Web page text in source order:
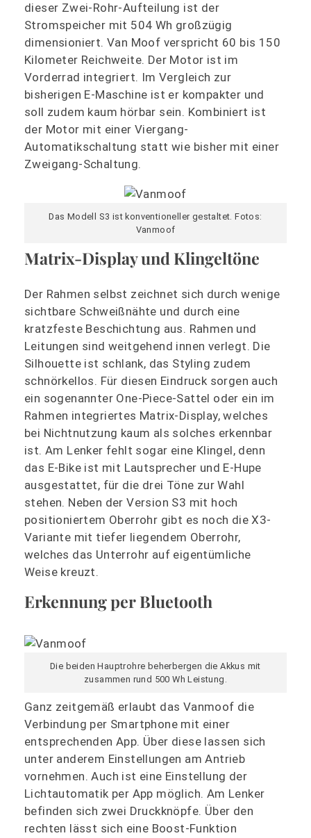
dieser Zwei-Rohr-Aufteilung ist der
Stromspeicher mit 504 Wh großzügig
dimensioniert. Van Moof verspricht 60 bis 150
Kilometer Reichweite. Der Motor ist im
Vorderrad integriert. Im Vergleich zur
bisherigen E-Maschine ist er kompakter und
soll zudem kaum hörbar sein. Kombiniert ist
der Motor mit einer Viergang-
Automatikschaltung statt wie bisher mit einer
Zweigang-Schaltung.
Das Modell S3 ist konventioneller gestaltet. Fotos:
Vanmoof
Matrix-Display und Klingeltöne
Der Rahmen selbst zeichnet sich durch wenige
sichtbare Schweißnähte und durch eine
kratzfeste Beschichtung aus. Rahmen und
Leitungen sind weitgehend innen verlegt. Die
Silhouette ist schlank, das Styling zudem
schnörkellos. Für diesen Eindruck sorgen auch
ein sogenannter One-Piece-Sattel oder ein im
Rahmen integriertes Matrix-Display, welches
bei Nichtnutzung kaum als solches erkennbar
ist. Am Lenker fehlt sogar eine Klingel, denn
das E-Bike ist mit Lautsprecher und E-Hupe
ausgestattet, für die drei Töne zur Wahl
stehen. Neben der Version S3 mit hoch
positioniertem Oberrohr gibt es noch die X3-
Variante mit tiefer liegendem Oberrohr,
welches das Unterrohr auf eigentümliche
Weise kreuzt.
Erkennung per Bluetooth
Die beiden Hauptrohre beherbergen die Akkus mit
zusammen rund 500 Wh Leistung.
Ganz zeitgemäß erlaubt das Vanmoof die
Verbindung per Smartphone mit einer
entsprechenden App. Über diese lassen sich
unter anderem Einstellungen am Antrieb
vornehmen. Auch ist eine Einstellung der
Lichtautomatik per App möglich. Am Lenker
befinden sich zwei Druckknöpfe. Über den
rechten lässt sich eine Boost-Funktion